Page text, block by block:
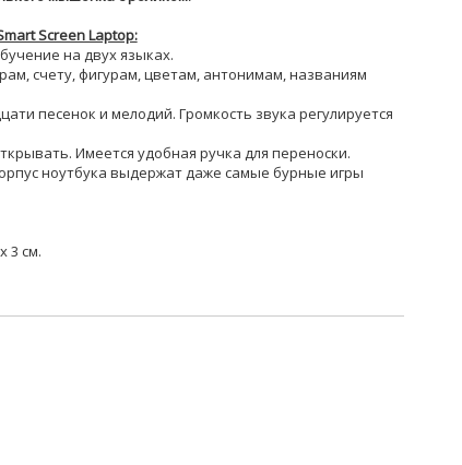
Screen Laptop:
на двух языках.
счету, фигурам, цветам, антонимам, названиям
песенок и мелодий. Громкость звука регулируется
Имеется удобная ручка для переноски.
ноутбука выдержат даже самые бурные игры
3 см.